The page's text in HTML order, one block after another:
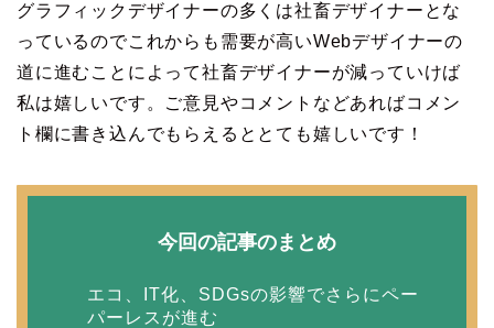
グラフィックデザイナーの多くは社畜デザイナーとな
っているのでこれからも需要が高いWebデザイナーの
道に進むことによって社畜デザイナーが減っていけば
私は嬉しいです。ご意見やコメントなどあればコメン
ト欄に書き込んでもらえるととても嬉しいです！
今回の記事のまとめ
エコ、IT化、SDGsの影響でさらにペー
パーレスが進む